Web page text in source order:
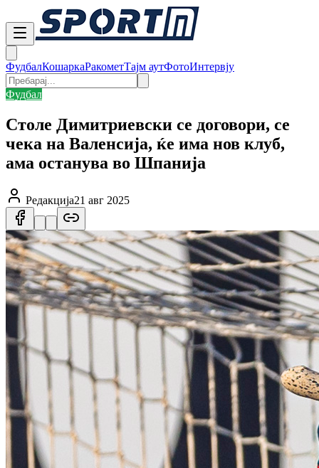
ФудбалКошаркаРакометТајм аутФотоИнтервју
Фудбал
Столе Димитриевски се договори, се
чека на Валенсија, ќе има нов клуб,
ама останува во Шпанија
Редакција21 авг 2025